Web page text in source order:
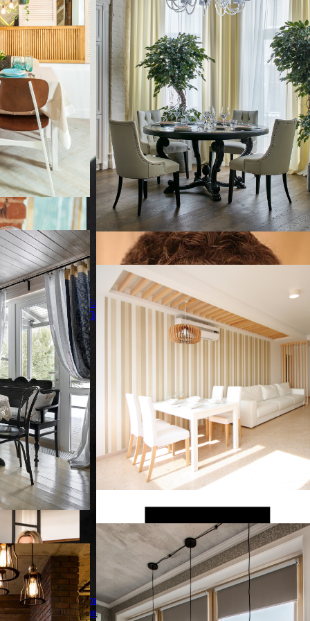
Елена
Проскурина
домашнего
с светлым
Ирина
Лаврентьева
Белый минимализм
На фото: гостиная-столовая в
скандинавском стиле с
Белый минимализм
Московский лофт
Пример оригинального дизайна: гостиная-
столовая среднего размера в стиле лофт с
серыми стенами и паркетным полом
среднего тона без камина
Московский лофт